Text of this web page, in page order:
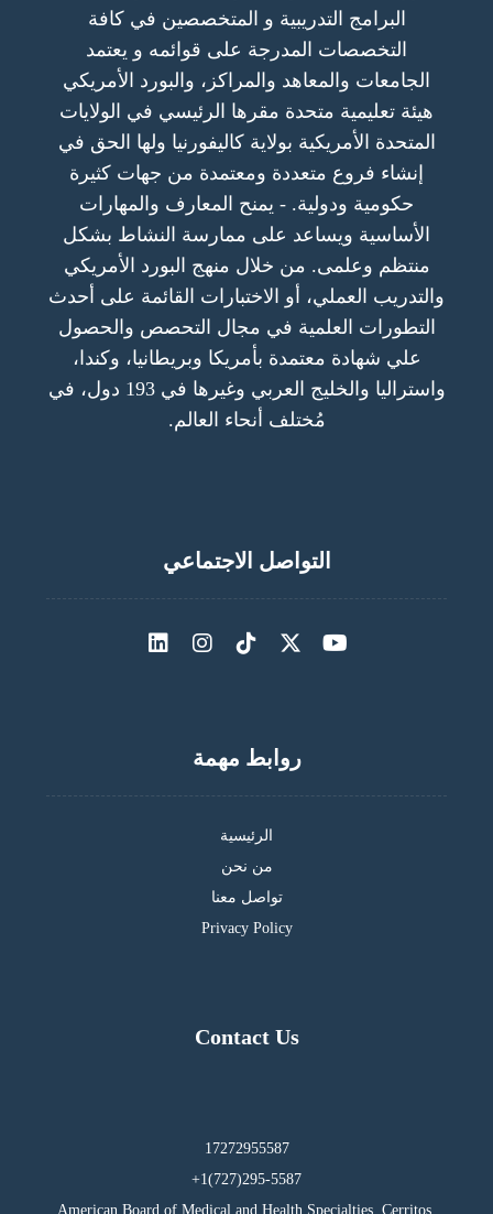
البرامج التدريبية و المتخصصين في كافة
التخصصات المدرجة على قوائمه و يعتمد
الجامعات والمعاهد والمراكز، والبورد الأمريكي
هيئة تعليمية متحدة مقرها الرئيسي في الولايات
المتحدة الأمريكية بولاية كاليفورنيا ولها الحق في
إنشاء فروع متعددة ومعتمدة من جهات كثيرة
حكومية ودولية. - يمنح المعارف والمهارات
الأساسية ويساعد على ممارسة النشاط بشكل
منتظم وعلمى. من خلال منهج البورد الأمريكي
والتدريب العملي، أو الاختبارات القائمة على أحدث
التطورات العلمية في مجال التحصص والحصول
علي شهادة معتمدة بأمريكا وبريطانيا، وكندا،
واستراليا والخليج العربي وغيرها في 193 دول، في
مُختلف أنحاء العالم.
التواصل الاجتماعي
روابط مهمة
الرئيسية
من نحن
تواصل معنا
Privacy Policy
Contact Us
17272955587
295-5587(727)1+
American Board of Medical and Health Specialties, Cerritos,